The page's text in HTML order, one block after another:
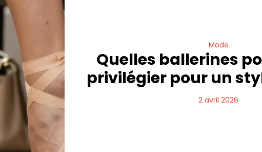
Mode
Quelles ballerines
privilégier pour un
2 avril 2026